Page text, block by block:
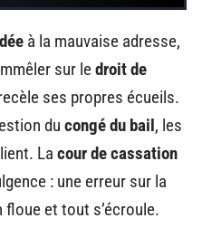
à la mauvaise adresse,
sur ledroit de
ses propres écueils.
du congé du bail, les
La cour de cassation
: une erreur sur la
et tout s’écroule.